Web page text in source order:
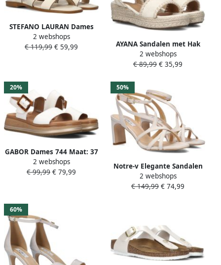
STEFANO LAURAN Dames
24200 Maat: 42 Materiaal:
Leer Kleur: Wit
2 webshops
€ 119,99 € 59,99
AYANA Sandalen met Hak
Dames 0047-58 Maat: 36
Kleur: Wit
2 webshops
€ 89,99 € 35,99
20%
GABOR Dames 744 Maat: 37
5 Materiaal: Leer Kleur: Wit
2 webshops
€ 99,99 € 79,99
50%
Notre-v Elegante Sandalen
met Hak
2 webshops
€ 149,99 € 74,99
60%